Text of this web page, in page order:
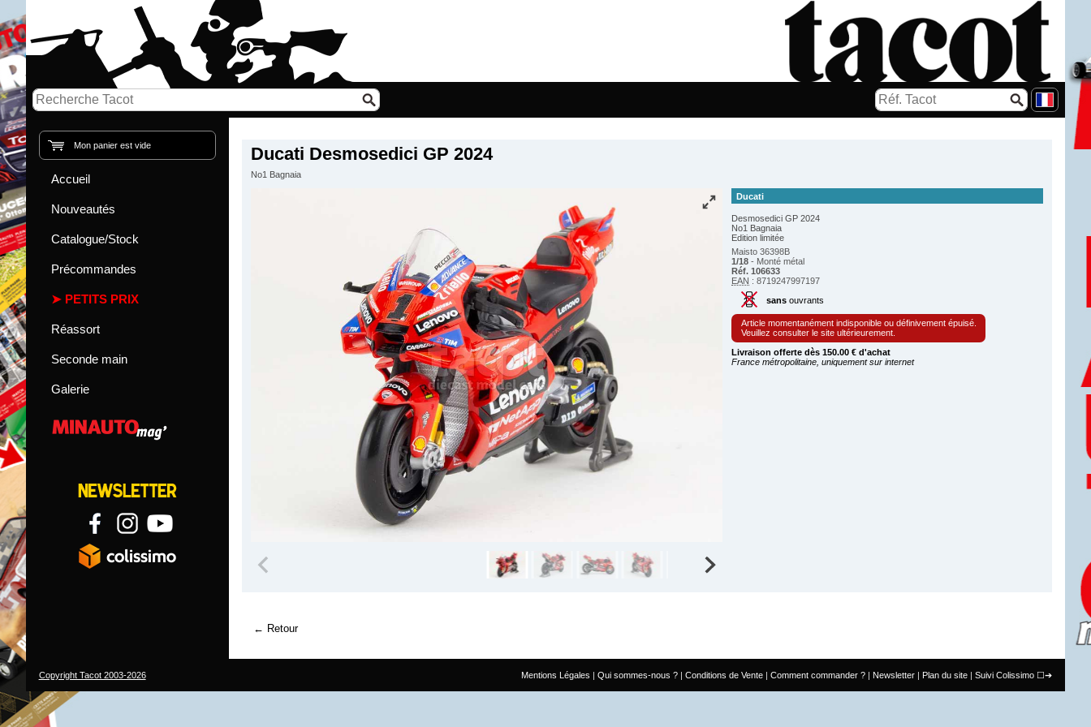
Ducati Desmosedici GP 2024
No1 Bagnaia
Ducati
Desmosedici GP 2024
No1 Bagnaia
Edition limitée
Maisto 36398B
1/18 - Monté métal
Réf. 106633
EAN : 8719247997197
sansouvrants
Article momentanément indisponible ou définivement épuisé.
Veuillez consulter le site ultérieurement.
Livraison offerte dès 150.00 € d'achat
France métropolitaine, uniquement sur internet
Retour
Mon panier est vide
Accueil
Nouveautés
Catalogue/Stock
Précommandes
PETITS PRIX
Réassort
Seconde main
Galerie
Mentions Légales Qui sommes-nous ? Conditions de Vente Comment commander ? Newsletter Plan du site Suivi Colissimo
Copyright Tacot 2003-2026